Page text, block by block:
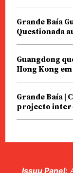
Grande Baía
Questionada
Guangdong
Hong Kong em
Grande Baía |
projecto inter-
Issuu Panel: